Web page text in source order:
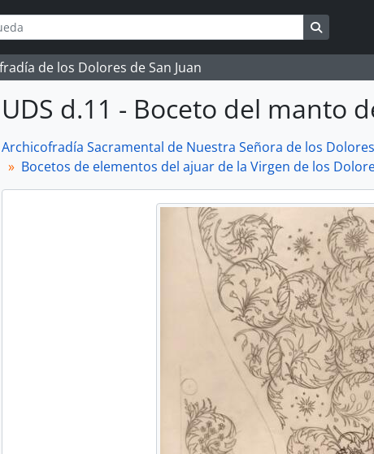
Search in
de los Dolores de San Juan
UDS d.11 - Boceto del manto
Archicofradía Sacramental de Nuestra Señora de los Dolores
Bocetos de elementos del ajuar de la Virgen de los